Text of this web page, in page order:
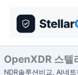
너OpenXDR 스텔
NDR솔루션비교, AI네